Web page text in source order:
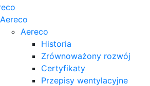
Aereco
Aereco
Historia
Zrównoważony rozwój
Certyfikaty
Przepisy wentylacyjne